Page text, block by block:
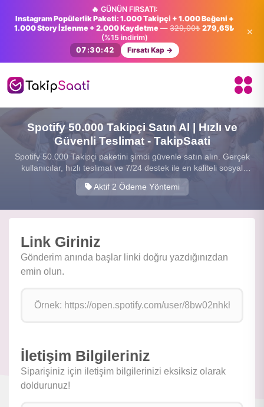
🔥 GÜNÜN FIRSATI:
Instagram Popülerlik Paketi: 1.000 Takipçi + 1.000 Beğeni +
1.000 Story İzlenme + 2.000 Kaydetme — 329,00₺ 279,65₺
(%15 indirim)
07:30:41
Fırsatı Kap →
×
Spotify 50.000 Takipçi Satın Al | Hızlı ve
Güvenli Teslimat - TakipSaati
Spotify 50.000 Takipçi paketini şimdi güvenle satın alın. Gerçek
kullanıcılar, hızlı teslimat ve 7/24 destek ile en kaliteli sosyal
medya hizmetini sunuyoruz.
Aktif 2 Ödeme Yöntemi
Link Giriniz
Gönderim anında başlar linki doğru yazdığınızdan
emin olun.
İletişim Bilgileriniz
Siparişiniz için iletişim bilgilerinizi eksiksiz olarak
doldurunuz!